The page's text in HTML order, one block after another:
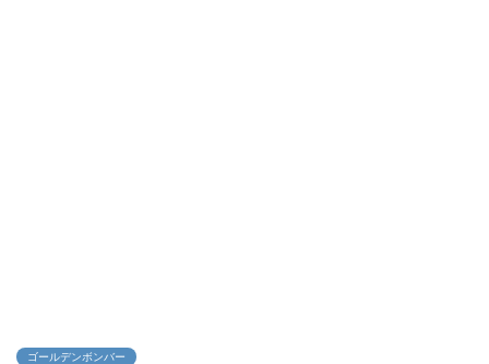
ゴールデンボンバー